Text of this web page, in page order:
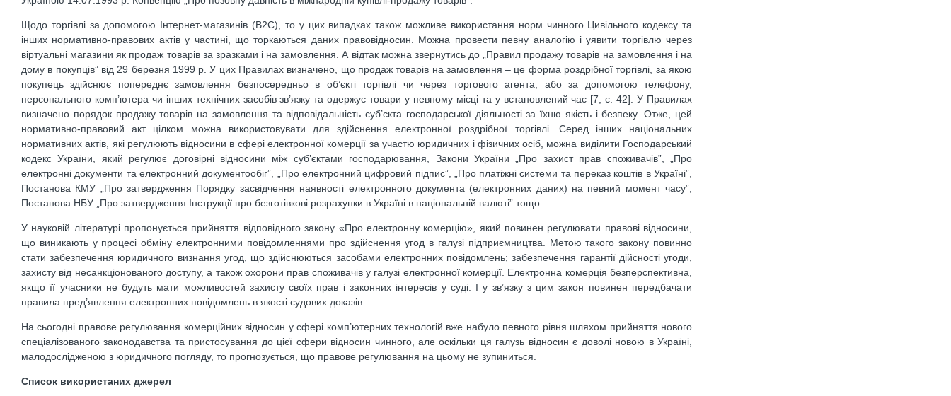
Щодо торгівлі за допомогою Інтернет-магазинів (B2C), то у цих випадках також можливе використання норм чинного Цивільного кодексу та
інших нормативно-правових актів у частині, що торкаються даних правовідносин. Можна провести певну аналогію і уявити торгівлю через
віртуальні магазини як продаж товарів за зразками і на замовлення. А відтак можна звернутись до „Правил продажу товарів на замовлення і на
дому в покупців” від 29 березня 1999 р. У цих Правилах визначено, що продаж товарів на замовлення – це форма роздрібної торгівлі, за якою
покупець здійснює попереднє замовлення безпосередньо в об’єкті торгівлі чи через торгового агента, або за допомогою телефону,
персонального комп’ютера чи інших технічних засобів зв’язку та одержує товари у певному місці та у встановлений час [7, с. 42]. У Правилах
визначено порядок продажу товарів на замовлення та відповідальність суб’єкта господарської діяльності за їхню якість і безпеку. Отже, цей
нормативно-правовий акт цілком можна використовувати для здійснення електронної роздрібної торгівлі. Серед інших національних
нормативних актів, які регулюють відносини в сфері електронної комерції за участю юридичних і фізичних осіб, можна виділити Господарський
кодекс України, який регулює договірні відносини між суб’єктами господарювання, Закони України „Про захист прав споживачів”, „Про
електронні документи та електронний документообіг”, „Про електронний цифровий підпис”, „Про платіжні системи та переказ коштів в Україні”,
Постанова КМУ „Про затвердження Порядку засвідчення наявності електронного документа (електронних даних) на певний момент часу”,
Постанова НБУ „Про затвердження Інструкції про безготівкові розрахунки в Україні в національній валюті” тощо.
У науковій літературі пропонується прийняття відповідного закону «Про електронну комерцію», який повинен регулювати правові відносини,
що виникають у процесі обміну електронними повідомленнями про здійснення угод в галузі підприємництва. Метою такого закону повинно
стати забезпечення юридичного визнання угод, що здійснюються засобами електронних повідомлень; забезпечення гарантії дійсності угоди,
захисту від несанкціонованого доступу, а також охорони прав споживачів у галузі електронної комерції. Електронна комерція безперспективна,
якщо її учасники не будуть мати можливостей захисту своїх прав і законних інтересів у суді. І у зв’язку з цим закон повинен передбачати
правила пред’явлення електронних повідомлень в якості судових доказів.
На сьогодні правове регулювання комерційних відносин у сфері комп’ютерних технологій вже набуло певного рівня шляхом прийняття нового
спеціалізованого законодавства та пристосування до цієї сфери відносин чинного, але оскільки ця галузь відносин є доволі новою в Україні,
малодослідженою з юридичного погляду, то прогнозується, що правове регулювання на цьому не зупиниться.
Список використаних джерел